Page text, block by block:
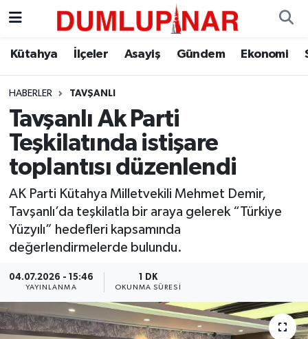
Kütahya İlçeler Asayiş Gündem Ekonomi
HABERLER TAVŞANLI
Tavşanlı Ak Parti
Teşkilatında istişare
toplantısı düzenlendi
AK Parti Kütahya Milletvekili Mehmet Demir,
Tavşanlı’da teşkilatla bir araya gelerek “Türkiye
Yüzyılı” hedefleri kapsamında
değerlendirmelerde bulundu.
04.07.2026 - 15:46
YAYINLANMA
1 DK
OKUNMA SÜRESI
Asayiş
Diğer
Dünya
Eğitim
Ekonomi
Eleman
Haber
Kütahya Hava Durumu
Kütahya Trafik Yoğunluk Haritası
Süper Lig Puan Durumu ve Fikstür
Tüm Manşetler
Son Dakika Haberleri
Haber Arşivi